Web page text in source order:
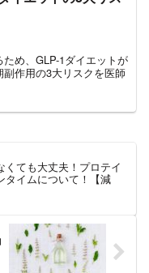
め、GLP-1ダイエットが
作用の3大リスクを医師
くても大丈夫！プロテイ
タイムについて！【減